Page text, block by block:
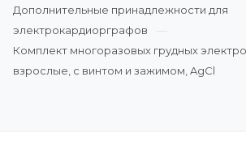
Дополнительные принадлежности для
электрокардиорграфов
Комплект многоразовых грудных
взрослые, с винтом и зажимом, AgCl